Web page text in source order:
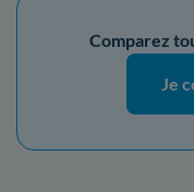
Comparez
Je